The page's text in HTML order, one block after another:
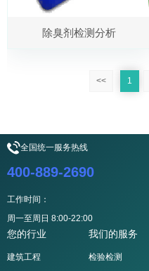
除臭剂检测分析
<< 1
全国统一服务热线
400-889-2690
工作时间：
周一至周日 8:00-22:00
您的行业
建筑工程
我们的服务
检验检测